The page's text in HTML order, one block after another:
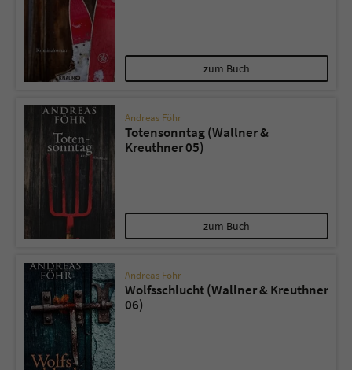
zum Buch
Andreas Föhr
Totensonntag (Wallner &
Kreuthner 05)
zum Buch
Andreas Föhr
Wolfsschlucht (Wallner & Kreuthner
06)